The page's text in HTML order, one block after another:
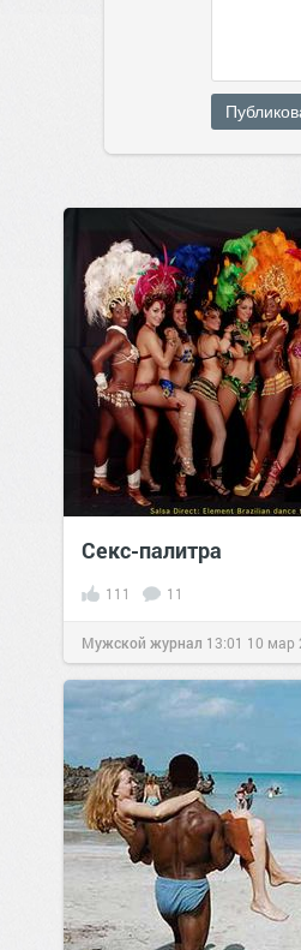
Секс-палитра
111 11
Мужской журнал 13:01 10 мар